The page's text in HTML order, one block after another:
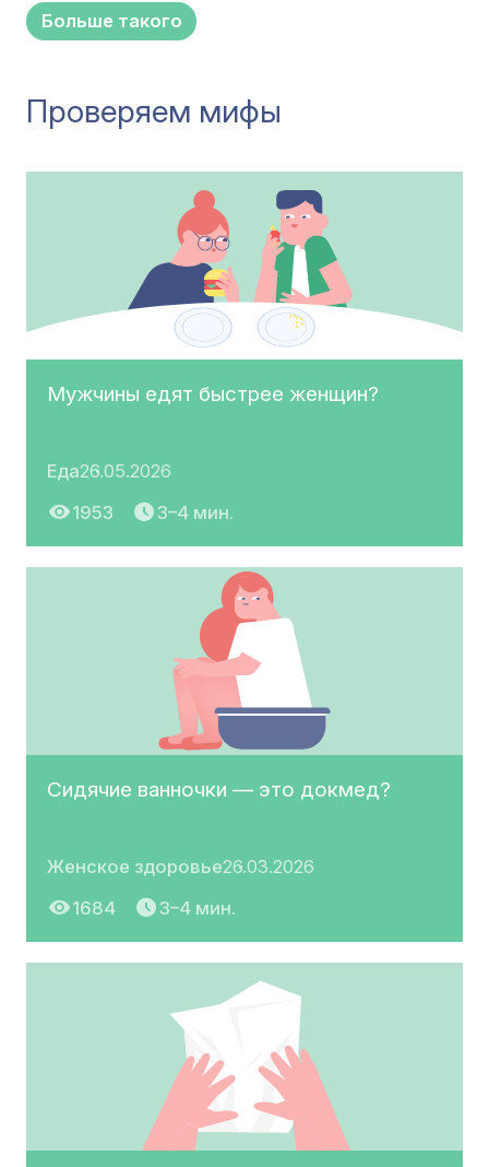
Больше такого
Проверяем мифы
Мужчины едят быстрее женщин?
Еда26.05.2026
1953
3–4 мин.
Сидячие ванночки — это докмед?
Женское здоровье26.03.2026
1684
3–4 мин.